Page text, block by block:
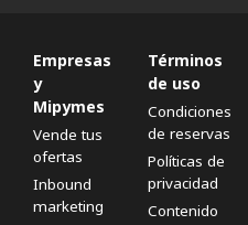
Empresas
y
Mipymes
Vende tus
ofertas
Inbound
marketing
Términos
de uso
Condiciones
de reservas
Políticas de
privacidad
Contenido